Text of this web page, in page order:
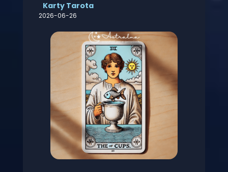
Karty Tarota
2026-06-26